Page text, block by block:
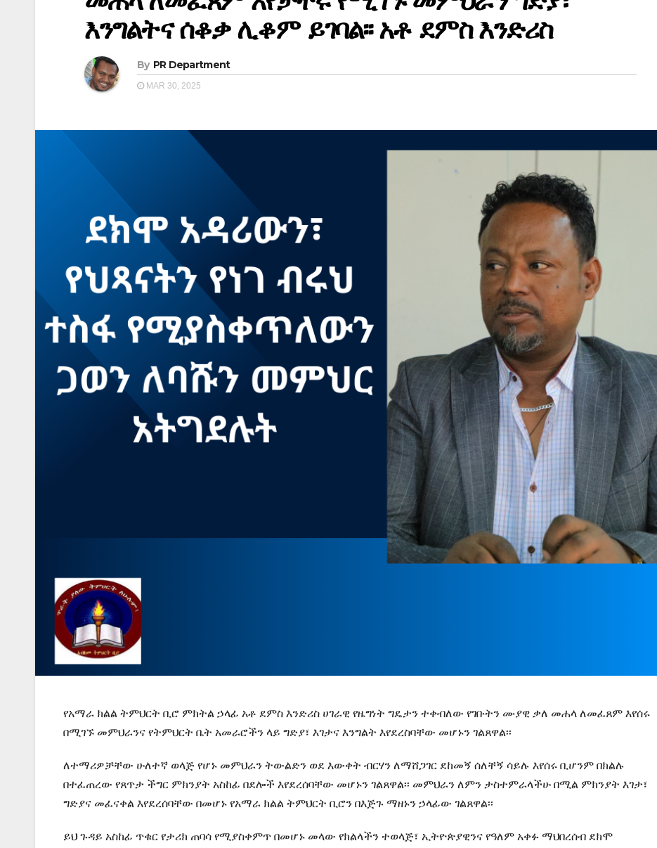
እንግልትና ሰቆቃ ሊቆም ይገባል፡፡ አቶ ደምስ እንድሪስ
By PR Department
MAR 30, 2025
የአማራ ክልል ትምህርት ቢሮ ምክትል ኃላፊ አቶ ደምስ እንድሪስ ሀገራዊ የዜግነት ግዴታን ተቀብለው የገቡትን ሙያዊ ቃለ መሐላ ለመፈጸም እየሰሩ
በሚገኙ መምህራንና የትምህርት ቤት አመራሮችን ላይ ግድያ፣ እገታና እንግልት እየደረስባቸው መሆኑን ገልጸዋል፡፡
ለተማሪዎቻቸው ሁለተኛ ወላጅ የሆኑ መምህራን ትውልድን ወደ እውቀት ብርሃን ለማሸጋገር ደከመኝ ሰለቸኝ ሳይሉ እየሰሩ ቢሆንም በክልሉ
በተፈጠረው የጸጥታ ችግር ምክንያት አስከፊ በደሎች እየደረሰባቸው መሆኑን ገልጸዋል፡፡ መምህራን ለምን ታስተምራላችሁ በሚል ምክንያት እገታ፣
ግድያና መፈናቀል እየደረሰባቸው በመሆኑ የአማራ ክልል ትምህርት ቢሮን በእጅጉ ማዘኑን ኃላፊው ገልጸዋል፡፡
ይህ ጉዳይ አስከፊ ጥቁር የታሪክ ጠባሳ የሚያስቀምጥ በመሆኑ መላው የክልላችን ተወላጅ፣ ኢትዮጵያዊንና የዓለም አቀፉ ማህበረሰብ ደክሞ